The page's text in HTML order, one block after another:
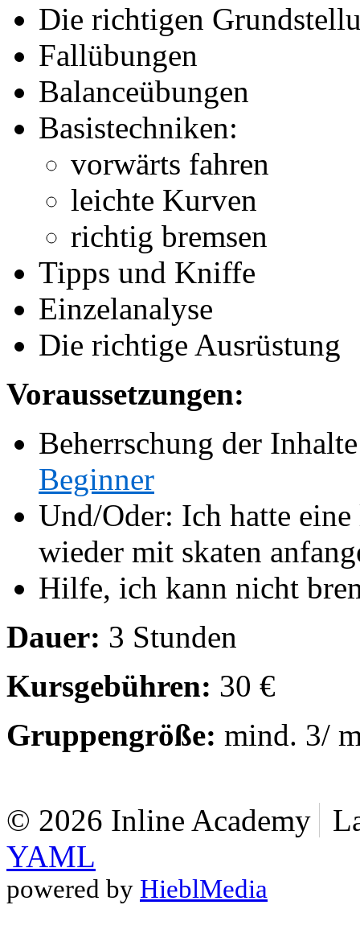
Die richtigen
Fallübungen
Balanceübungen
Basistechniken:
vorwärts fahren
leichte Kurven
richtig bremsen
Tipps und Kniffe
Einzelanalyse
Die richtige Ausrüstung
Voraussetzungen:
Beherrschung der
Beginner
Und/Oder: Ich hatte
wieder mit skaten
Hilfe, ich kann nicht
Dauer: 3 Stunden
Kursgebühren: 30 €
Gruppengröße: mind. 3/
© 2026 Inline Academy
YAML
powered by HieblMedia